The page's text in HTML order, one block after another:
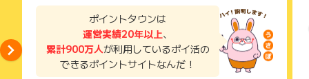
ポイントタウンは
運営実績20年以上、
累計900万人が利用しているポイ活の
できるポイントサイトなんだ！